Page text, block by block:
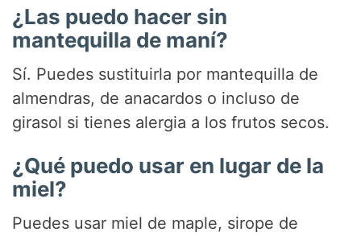
¿Las puedo hacer sin
mantequilla de maní?
Sí. Puedes sustituirla por mantequilla de
almendras, de anacardos o incluso de
girasol si tienes alergia a los frutos secos.
¿Qué puedo usar en lugar de la
miel?
Puedes usar miel de maple, sirope de